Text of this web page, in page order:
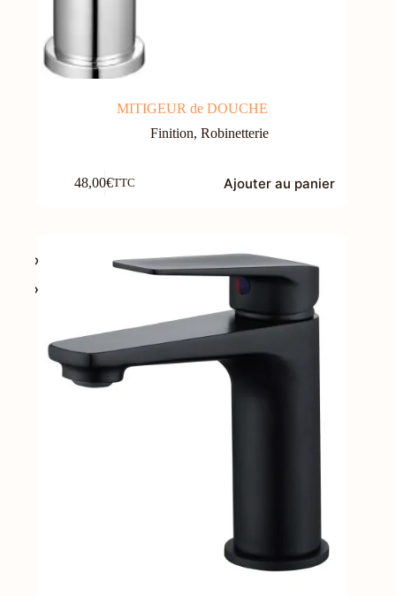
MITIGEUR de DOUCHE
Finition,Robinetterie
48,00€TTC Ajouter au panier